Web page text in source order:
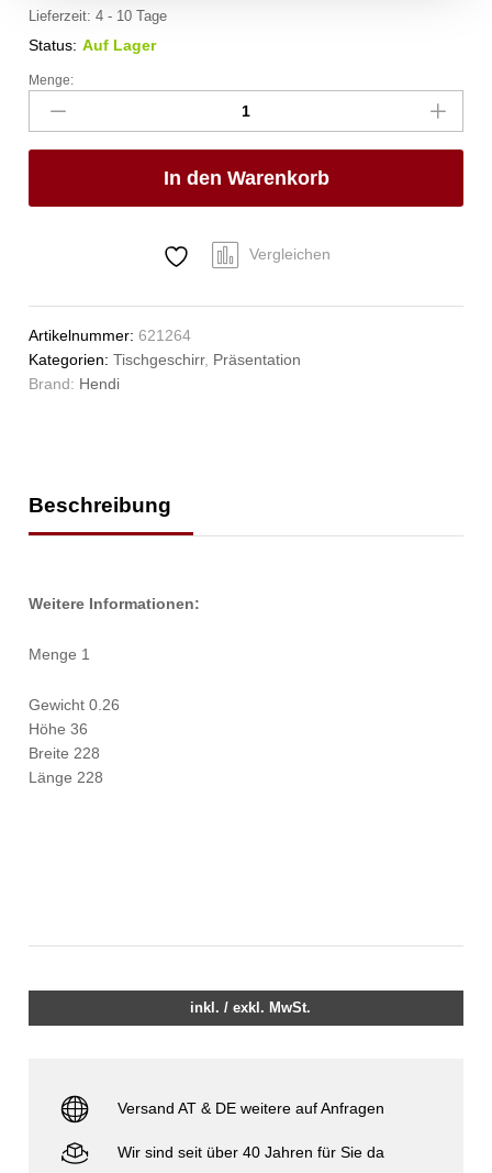
Lieferzeit:4 - 10 Tage
Status: Auf Lager
Teller,
tief,
HENDI,
ø220mm
Menge:
In den Warenkorb
Vergleichen
Artikelnummer:621264
Kategorien:Tischgeschirr, Präsentation
Brand: Hendi
Beschreibung
Weitere Informationen:
Menge 1
Gewicht 0.26
Höhe 36
Breite 228
Länge 228
inkl. / exkl. MwSt.
Versand AT & DE weitere auf Anfragen
Wir sind seit über 40 Jahren für Sie da